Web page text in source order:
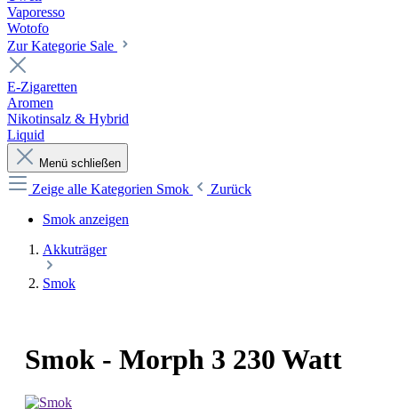
Vaporesso
Wotofo
Zur Kategorie Sale
E-Zigaretten
Aromen
Nikotinsalz & Hybrid
Liquid
Menü schließen
Zeige alle Kategorien Smok
Zurück
Smok anzeigen
Akkuträger
Smok
Smok - Morph 3 230 Watt